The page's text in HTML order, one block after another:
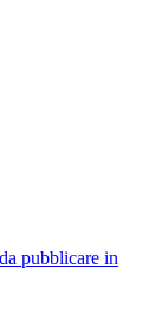
pubblicare in